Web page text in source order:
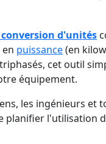
d'unités
puissance(en
cet outil
équipement.
les ingénieurs et
planifier l'utilisation